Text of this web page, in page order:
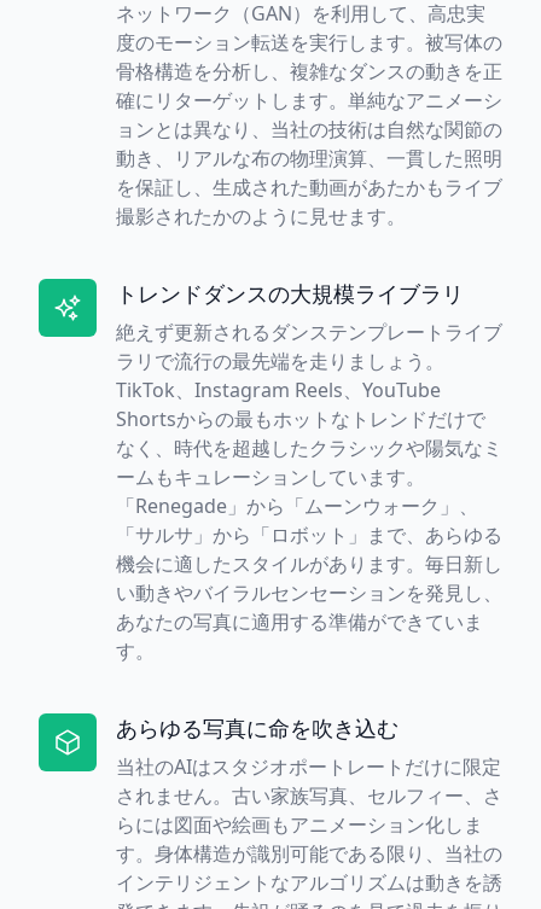
ネットワーク（GAN）を利用して、高忠実
度のモーション転送を実行します。被写体の
骨格構造を分析し、複雑なダンスの動きを正
確にリターゲットします。単純なアニメーシ
ョンとは異なり、当社の技術は自然な関節の
動き、リアルな布の物理演算、一貫した照明
を保証し、生成された動画があたかもライブ
撮影されたかのように見せます。
トレンドダンスの大規模ライブラリ
絶えず更新されるダンステンプレートライブ
ラリで流行の最先端を走りましょう。
TikTok、Instagram Reels、YouTube
Shortsからの最もホットなトレンドだけで
なく、時代を超越したクラシックや陽気なミ
ームもキュレーションしています。
「Renegade」から「ムーンウォーク」、
「サルサ」から「ロボット」まで、あらゆる
機会に適したスタイルがあります。毎日新し
い動きやバイラルセンセーションを発見し、
あなたの写真に適用する準備ができていま
す。
あらゆる写真に命を吹き込む
当社のAIはスタジオポートレートだけに限定
されません。古い家族写真、セルフィー、さ
らには図面や絵画もアニメーション化しま
す。身体構造が識別可能である限り、当社の
インテリジェントなアルゴリズムは動きを誘